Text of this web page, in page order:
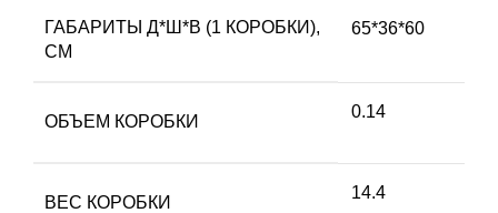
ГАБАРИТЫ Д*Ш*В (1 КОРОБКИ),
СМ
65*36*60
ОБЪЕМ КОРОБКИ
0.14
ВЕС КОРОБКИ
14.4